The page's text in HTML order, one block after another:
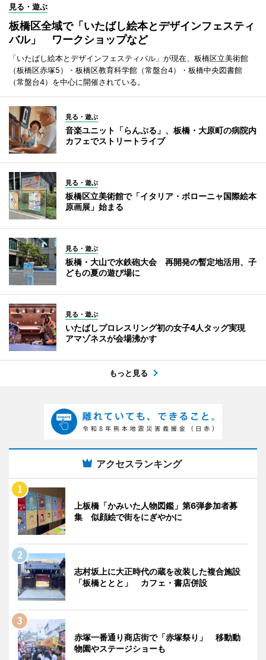
見る・遊ぶ
板橋区全域で「いたばし絵本とデザインフェスティ
バル」 ワークショップなど
「いたばし絵本とデザインフェスティバル」が現在、板橋区立美術館
（板橋区赤塚5）・板橋区教育科学館（常盤台4）・板橋中央図書館
（常盤台4）を中心に開催されている。
見る・遊ぶ
音楽ユニット「らんぷる」、板橋・大原町の病院内
カフェでストリートライブ
見る・遊ぶ
板橋区立美術館で「イタリア・ボローニャ国際絵本
原画展」始まる
見る・遊ぶ
板橋・大山で水鉄砲大会 再開発の暫定地活用、子
どもの夏の遊び場に
見る・遊ぶ
いたばしプロレスリング初の女子4人タッグ実現
アマゾネスが会場沸かす
もっと見る
アクセスランキング
上板橋「かみいた人物図鑑」第6弾参加者募
集 似顔絵で街をにぎやかに
志村坂上に大正時代の蔵を改装した複合施設
「板橋ととと」 カフェ・書店併設
赤塚一番通り商店街で「赤塚祭り」 移動動
物園やステージショーも